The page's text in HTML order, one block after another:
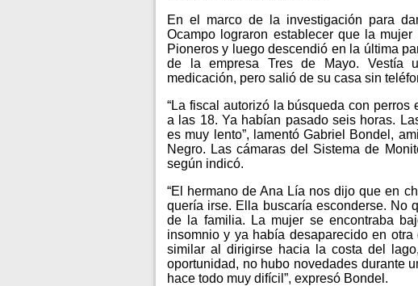
En el marco de la investigación para
Ocampo lograron establecer que la
Pioneros y luego descendió en la última
de la empresa Tres de Mayo. Vestía
medicación, pero salió de su casa sin
“La fiscal autorizó la búsqueda con
a las 18. Ya habían pasado seis horas.
es muy lento”, lamentó Gabriel Bondel,
Negro. Las cámaras del Sistema de
según indicó.
“El hermano de Ana Lía nos dijo que en
quería irse. Ella buscaría esconderse. No
de la familia. La mujer se encontraba
insomnio y ya había desaparecido en
similar al dirigirse hacia la costa del
oportunidad, no hubo novedades durante
hace todo muy difícil”, expresó Bondel.